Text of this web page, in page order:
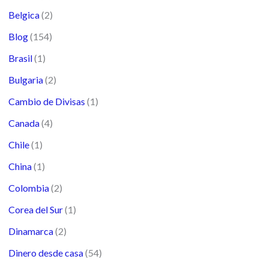
Belgica(2)
Blog(154)
Brasil(1)
Bulgaria(2)
Cambio de Divisas (1)
Canada(4)
Chile(1)
China(1)
Colombia(2)
Corea del Sur(1)
Dinamarca(2)
Dinero desde casa(54)